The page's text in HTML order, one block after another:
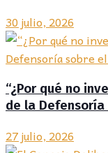
30 julio, 2026
“¿Por qué no
de la
27 julio, 2026